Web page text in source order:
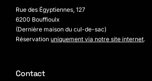
Rue des Égyptiennes, 127
6200 Bouffioulx
(Dernière maison du cul-de-sac)
Réservation uniquement via notre site internet.
Contact